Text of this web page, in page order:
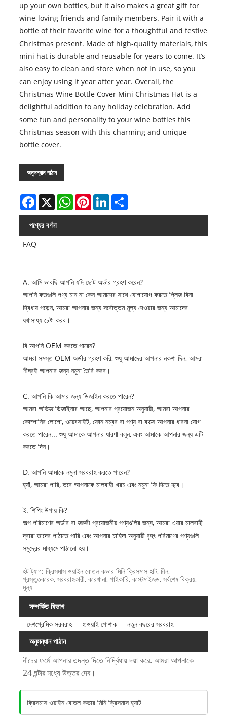
up your own bottles, but it also makes a great gift for
wine-loving friends and family members. Pair it with a
bottle of their favorite wine for a thoughtful and festive
Christmas present. Made of high-quality materials, this
mini hat is durable and reusable for years to come. It’s
also easy to clean and store when not in use, so you
can enjoy using it year after year. Overall, the
Christmas Wine Bottle Cover Mini Christmas Hat is a
delightful addition to any holiday celebration. Add
some fun and personality to your wine bottles this
Christmas season with this charming and unique
bottle cover.
অনুসন্ধান পাঠান
Facebook
X WhatsAppPinterestLinkedInShare
পণ্যের বর্ণনা
FAQ
A. আমি ভাবছি আপনি যদি ছোট অর্ডার গ্রহণ করেন?
আপনি কতগুলি পণ্য চান না কেন আমাদের সাথে যোগাযোগ করতে প্লিজ বিনা
দ্বিধায় পড়েন, আমরা আপনার জন্য সর্বোত্তম মূল্য দেওয়ার জন্য আমাদের
যথাসাধ্য চেষ্টা করব।
বি আপনি OEM করতে পারেন?
আমরা সমস্ত OEM অর্ডার গ্রহণ করি, শুধু আমাদের আপনার নকশা দিন, আমরা
শীঘ্রই আপনার জন্য নমুনা তৈরি করব।
C. আপনি কি আমার জন্য ডিজাইন করতে পারেন?
আমরা অভিজ্ঞ ডিজাইনার আছে, আপনার প্রয়োজন অনুযায়ী, আমরা আপনার
কোম্পানির লোগো, ওয়েবসাইট, ফোন নম্বর বা পণ্য বা বাক্সে আপনার ধারনা যোগ
করতে পারেন... শুধু আমাকে আপনার ধারণা বলুন, এবং আমাকে আপনার জন্য এটি
করতে দিন।
D. আপনি আমাকে নমুনা সরবরাহ করতে পারেন?
হ্যাঁ, আমরা পারি, তবে আপনাকে মালবাহী খরচ এবং নমুনা ফি দিতে হবে।
ই. শিপিং উপায় কি?
অল্প পরিমাণের অর্ডার বা জরুরী প্রয়োজনীয় পণ্যগুলির জন্য, আমরা এয়ার মালবাহী
দ্বারা তাদের পাঠাতে পারি এবং আপনার চাহিদা অনুযায়ী বৃহৎ পরিমাণের পণ্যগুলি
সমুদ্রের মাধ্যমে পাঠানো হয়।
হট ট্যাগ: ক্রিসমাস ওয়াইন বোতল কভার মিনি ক্রিসমাস হাট, চীন,
প্রস্তুতকারক, সরবরাহকারী, কারখানা, পাইকারি, কাস্টমাইজড, সর্বশেষ বিক্রয়,
মূল্য
সম্পর্কিত বিভাগ
দেশপ্রেমিক সরবরাহ
হাওয়াই পোশাক
নতুন বছরের সরবরাহ
অনুসন্ধান পাঠান
নীচের ফর্মে আপনার তদন্ত দিতে নির্দ্বিধায় দয়া করে. আমরা আপনাকে
24 ঘন্টার মধ্যে উত্তর দেব।